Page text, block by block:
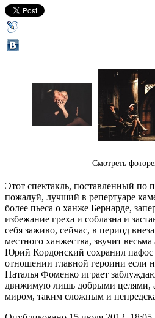
Смотреть
Этот спектакль, поставленный по
пожалуй, лучший в репертуаре
более пьеса о ханже Бернарде,
избежание греха и соблазна и
себя заживо, сейчас, в период
местного ханжества, звучит
Юрий Кордонский сохранил пафос
отношении главной героини если
Наталья Фоменко играет
движимую лишь добрыми целями, а
миром, таким сложным и